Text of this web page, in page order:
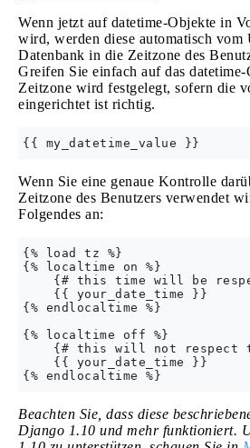
Wenn jetzt auf datetime-Objekte in
wird, werden diese automatisch vom
Datenbank in die Zeitzone des
Greifen Sie einfach auf das
Zeitzone wird festgelegt, sofern die
eingerichtet ist richtig.
Wenn Sie eine genaue Kontrolle
Zeitzone des Benutzers verwendet
Folgendes an:
{% load tz %}
{% localtime on %}
{# this time will be
    {{ your_date_time }}
{% endlocaltime %}
{% localtime off %}
{# this will not respect
    {{ your_date_time }}
Beachten Sie, dass diese
Django 1.10 und mehr funktioniert.